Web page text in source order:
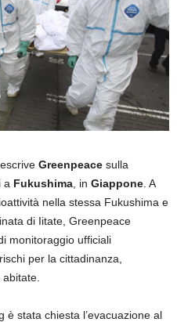
Greenpeace sulla
a Fukushima , in Giappone . A
nella stessa Fukushima e
di Iitate, Greenpeace
monitoraggio ufficiali
per la cittadinanza,
è stata chiesta l’evacuazione al